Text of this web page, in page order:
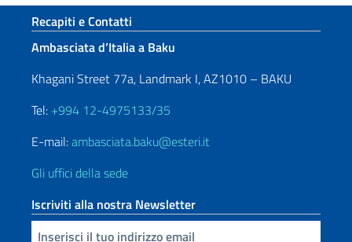
Sezione footer
Recapiti e Contatti
Ambasciata d’Italia a Baku
Khagani Street 77a, Landmark I, AZ1010 – BAKU
Tel: +994 12-4975133/35
E-mail:ambasciata.baku@esteri.it
Gli uffici della sede
Iscriviti alla nostra Newsletter
Inserisci la tua email